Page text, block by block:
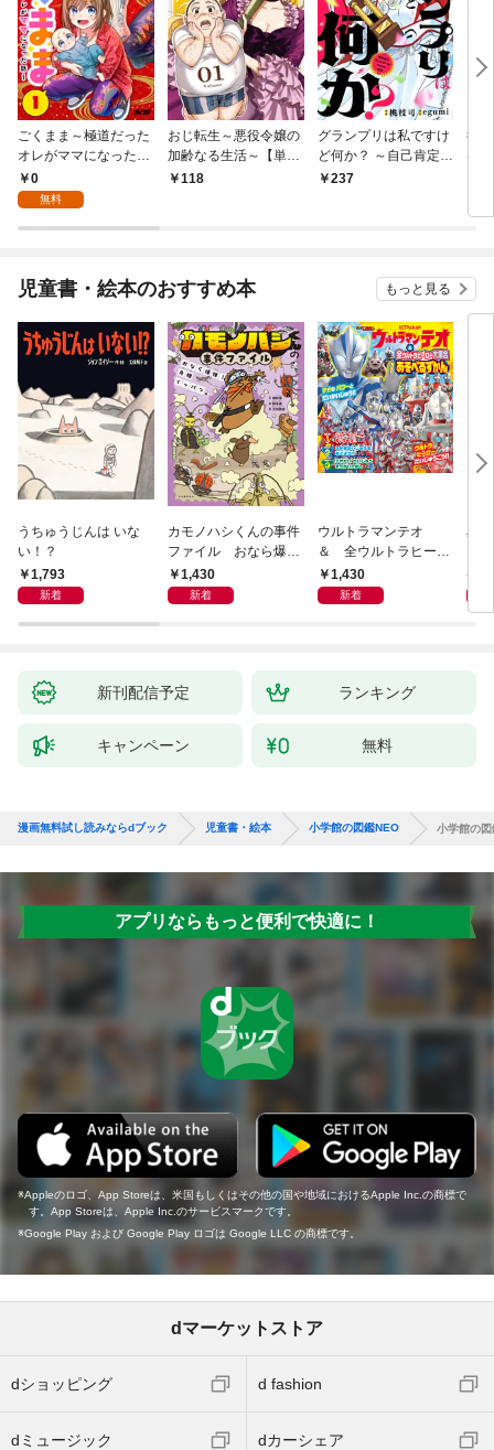
ごくまま～極道だった
オレがママになった話
～【単話】（１）
0
無料
おじ転生～悪役令嬢の
加齢なる生活～【単
話】（１）
118
グランプリは私ですけ
ど何か？ ～自己肯定モ
ンスターのミスコン無
237
後
は
児童書・絵本のおすすめ本 もっと見る
うちゅうじんは いな
い！？
1,793
新着
カモノハシくんの事件
ファイル おなら爆
弾！ 危機イッパツ編
1,430
新着
ウルトラマンテオ
＆ 全ウルトラヒーロ
ー大集合 あそべるず
かん
1,430
新着
星
新刊配信予定 ランキング
キャンペーン 無料
漫画無料試し読みならdブック 児童書・絵本 小学館の図鑑NEO 小学館の
アプリならもっと便利で快適に！
Appleのロゴ、App Storeは、米国もしくはその他の国や地域におけるApple Inc.の商標で
す。App Storeは、Apple Inc.のサービスマークです。
Google Play および Google Play ロゴは Google LLC の商標です。
dマーケットストア
dショッピング d fashion
dミュージック dカーシェア